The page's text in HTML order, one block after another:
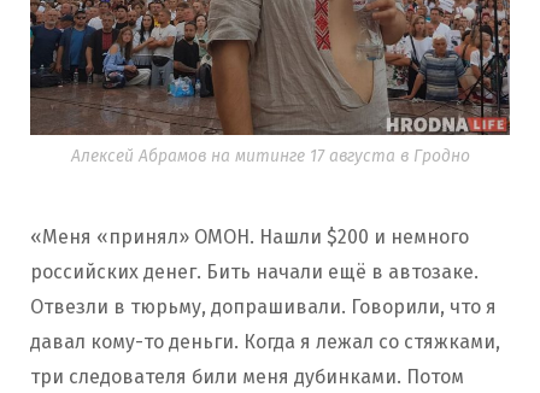
Алексей Абрамов на митинге 17 августа в Гродно
«Меня «принял» ОМОН. Нашли $200 и немного
российских денег. Бить начали ещё в автозаке.
Отвезли в тюрьму, допрашивали. Говорили, что я
давал кому-то деньги. Когда я лежал со стяжками,
три следователя били меня дубинками. Потом